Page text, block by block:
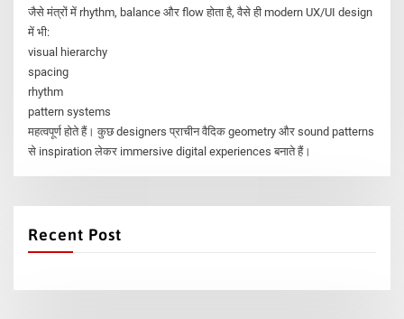
जैसे मंत्रों में rhythm, balance और flow होता है, वैसे ही modern UX/UI design
में भी:
visual hierarchy
spacing
rhythm
pattern systems
महत्वपूर्ण होते हैं। कुछ designers प्राचीन वैदिक geometry और sound patterns
से inspiration लेकर immersive digital experiences बनाते हैं।
Recent Post